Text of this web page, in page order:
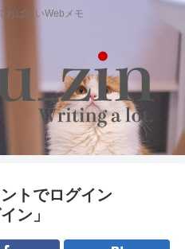
ればいいWebメモ
トでログイン
ン」